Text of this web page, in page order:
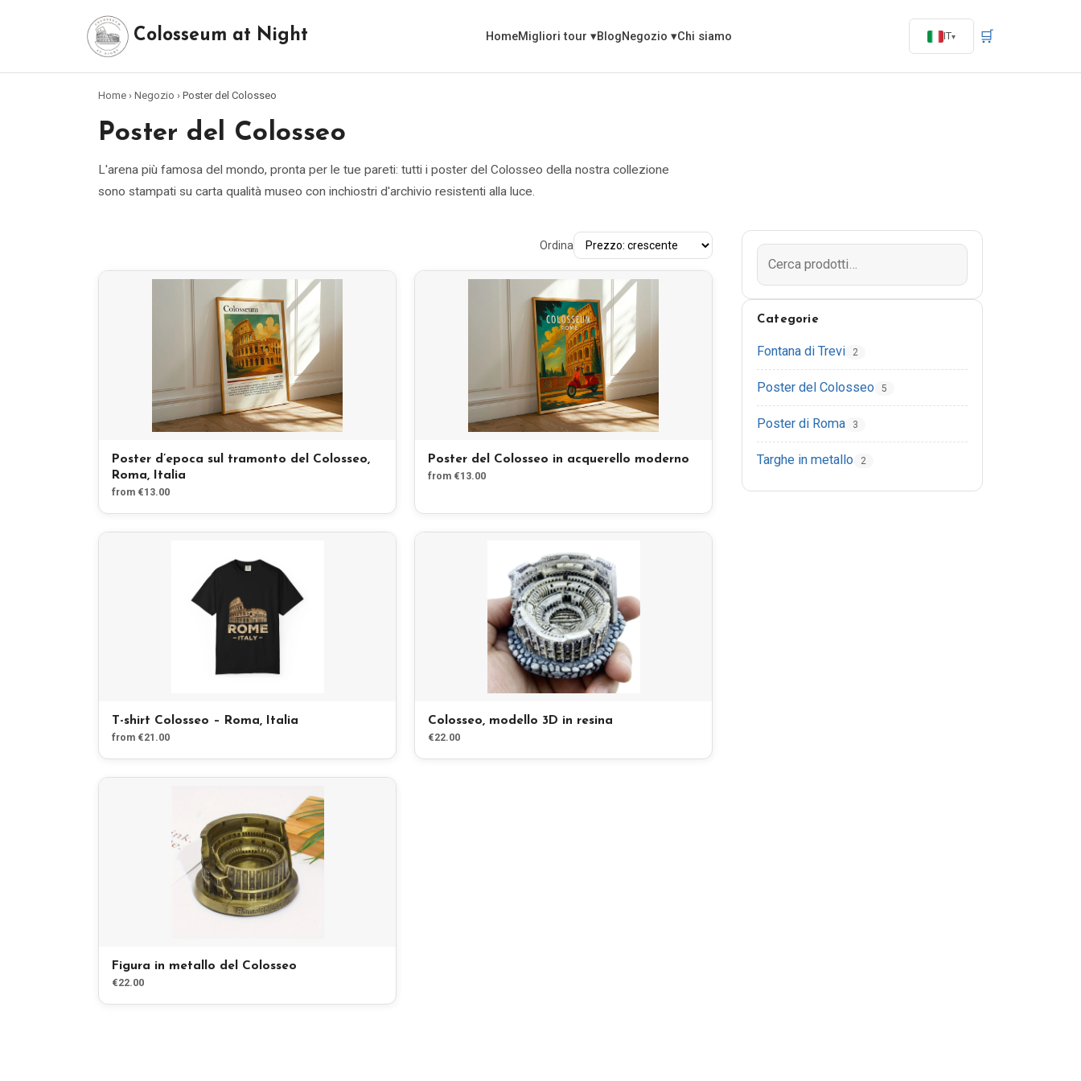
Colosseum at Night HomeMigliori tour ▾BlogNegozio ▾Chi siamo IT 🛒
Home › Negozio › Poster del Colosseo
Poster del Colosseo
L'arena più famosa del mondo, pronta per le tue pareti: tutti i poster del Colosseo della nostra collezione
sono stampati su carta qualità museo con inchiostri d'archivio resistenti alla luce.
Ordina
Poster d’epoca sul tramonto del Colosseo,
Roma, Italia
from €13.00
Poster del Colosseo in acquerello moderno
from €13.00
T-shirt Colosseo – Roma, Italia
from €21.00
Colosseo, modello 3D in resina
€22.00
Figura in metallo del Colosseo
€22.00
Categorie
Fontana di Trevi 2
Poster del Colosseo 5
Poster di Roma 3
Targhe in metallo 2